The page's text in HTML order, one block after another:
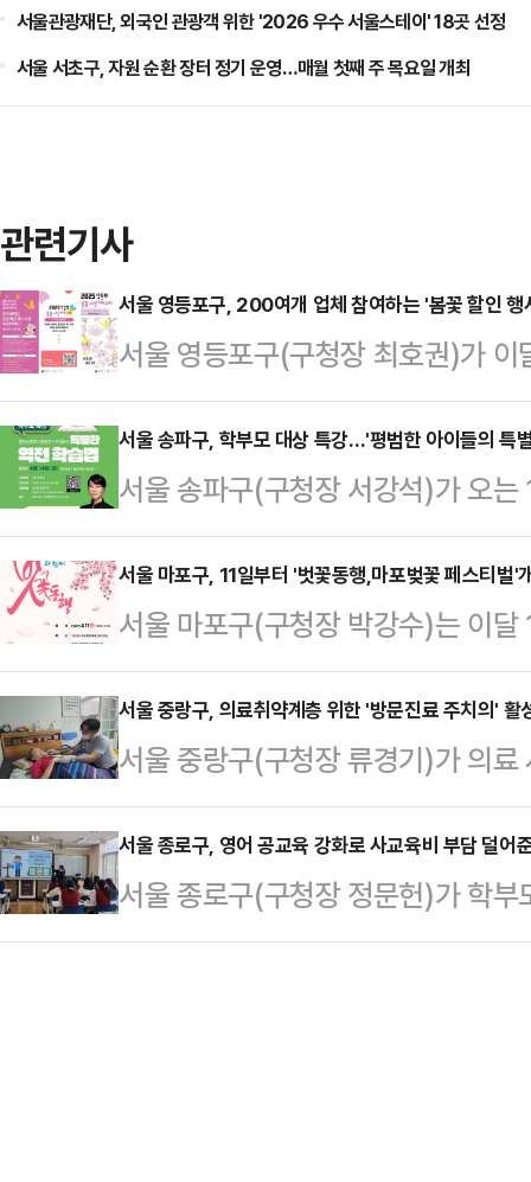
서울관광재단, 외국인 관광객 위한 '2026 우수 서울스테이' 18곳 선정
서울 서초구, 자원 순환 장터 정기 운영…매월 첫째 주 목요일 개최
관련기사
서울 영등포구, 200여개 업체 참여하는 '봄꽃 할인 행
서울 영등포구(구청장 최호권)가
를 맞이하여 다양한 할인 혜택이 쏟
밝혔다.'봄꽃 할인 행사'는 8일부터
계해 1일부터 30일까지 진행된다.
등에서의 특별 할인 혜택을 더해 봄
한다.구는 '여의도 봄꽃축제'를 찾
으로써, 소비를 촉진하고 침체된 상
히 장기화된 경기 …
서울 송파구, 학부모 대상 특강…'평범한 아이들의 특
서울 송파구(구청장 서강석)가 오
교육 인플루언서 '분당강쌤'을 초청
9일 밝혔다.2024년 국내 사교육비
난해부터 학부모에게 필요한 양질
작년 한 해 동안 5회에 걸쳐 교육
다양한 분야의 최신 정보를 직접 전
특강은 '평범한 아이들의 특별한
서울 마포구, 11일부터 '벗꽃동행,마포벚꽃 페스티벌'
서울 마포구(구청장 박강수)는 이
꽃길에서 '벗꽃동행,마포벚꽃 페스
마포벚꽃 페스티벌'은 주민과 방문
길 수 있도록‘벗과 함께 꽃 동행’이
장소는 벚꽃길이 있는 레드로드R6
로와 홍대솔내길(양화로6길), 토정
월11일 오후 4시에 열린다. 사전 축
양한 문화 공연이…
서울 중랑구, 의료취약계층 위한 '방문진료 주치의' 활
서울 중랑구(구청장 류경기)가 의
약환자 방문진료 주치의제 활성화
이 사업은 초고령사회 진입에 따라
마련됐다. 거동이 어려운 저소득 주
진료 본인부담금을 지원하여, 구민
서울 종로구, 영어 공교육 강화로 사교육비 부담 덜어
서울 종로구(구청장 정문헌)가 학
학습 격차 해소를 위해 영어 공교육